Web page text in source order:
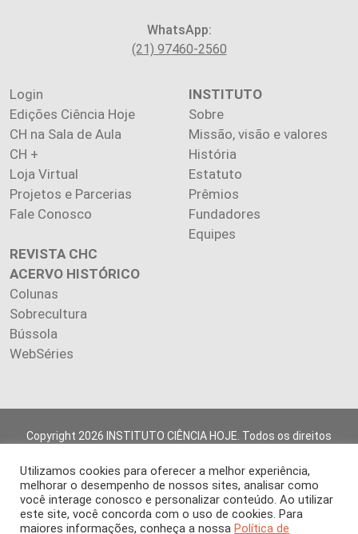
WhatsApp:
(21) 97460-2560
Login
Edições Ciência Hoje
CH na Sala de Aula
CH +
Loja Virtual
Projetos e Parcerias
Fale Conosco
INSTITUTO
Sobre
Missão, visão e valores
História
Estatuto
Prêmios
Fundadores
Equipes
REVISTA CHC
ACERVO HISTÓRICO
Colunas
Sobrecultura
Bússola
WebSéries
Copyright 2026 INSTITUTO CIÊNCIA HOJE. Todos os direitos
Os artigos publicados na revista refletem exclusivamente a
opinião de seus autores.
É proibida a reprodução, integral ou parcial, do conteúdo (imagens
e textos) sem prévia autorização.
Utilizamos cookies para oferecer a melhor experiência,
melhorar o desempenho de nossos sites, analisar como
você interage conosco e personalizar conteúdo. Ao utilizar
este site, você concorda com o uso de cookies. Para
maiores informações, conheça a nossa Política de